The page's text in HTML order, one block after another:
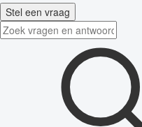
Stel een vraag